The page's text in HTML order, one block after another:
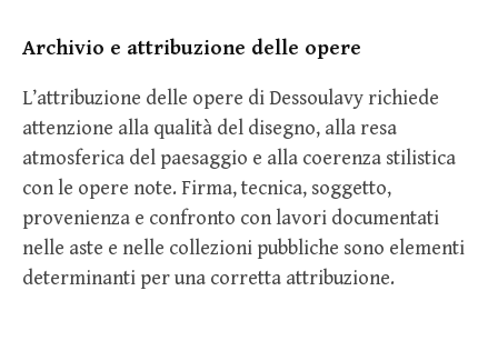
Archivio e attribuzione delle opere
L’attribuzione delle opere di Dessoulavy richiede
attenzione alla qualità del disegno, alla resa
atmosferica del paesaggio e alla coerenza stilistica
con le opere note. Firma, tecnica, soggetto,
provenienza e confronto con lavori documentati
nelle aste e nelle collezioni pubbliche sono elementi
determinanti per una corretta attribuzione.